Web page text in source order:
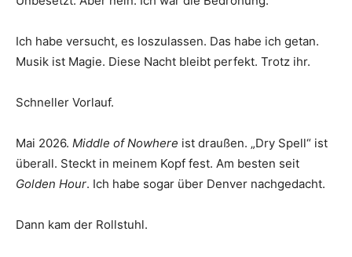
Ich habe versucht, es loszulassen. Das habe ich getan.
Musik ist Magie. Diese Nacht bleibt perfekt. Trotz ihr.
Schneller Vorlauf.
Mai 2026. Middle of Nowhere ist draußen. „Dry Spell“ ist
überall. Steckt in meinem Kopf fest. Am besten seit
Golden Hour. Ich habe sogar über Denver nachgedacht.
Dann kam der Rollstuhl.